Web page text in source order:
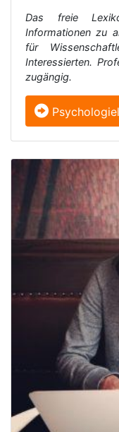
Das freie
Informationen zu
für
Interessierten.
zugängig.